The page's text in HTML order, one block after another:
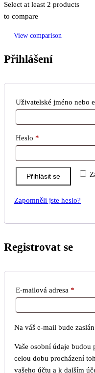
Select at least 2 products
to compare
View comparison
Přihlášení
Uživatelské jméno nebo
Heslo *
Přihlásit se
Zapomněli jste heslo?
Registrovat se
E-mailová adresa *
Na váš e-mail bude
Vaše osobní údaje
celou dobu procházení
vašeho účtu a k dalším